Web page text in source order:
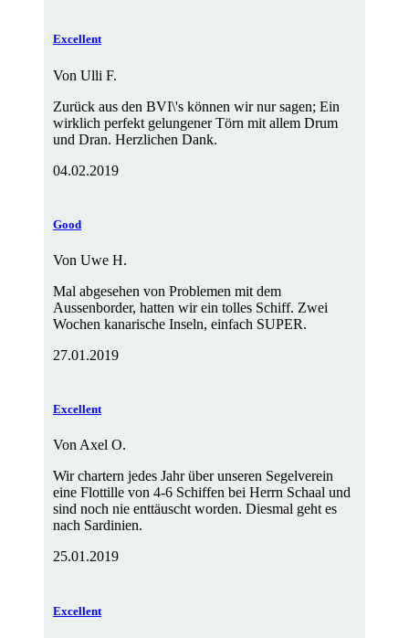
Excellent
Von Ulli F.
Zurück aus den BVI\'s können wir nur sagen; Ein
wirklich perfekt gelungener Törn mit allem Drum
und Dran. Herzlichen Dank.
04.02.2019
Good
Von Uwe H.
Mal abgesehen von Problemen mit dem
Aussenborder, hatten wir ein tolles Schiff. Zwei
Wochen kanarische Inseln, einfach SUPER.
27.01.2019
Excellent
Von Axel O.
Wir chartern jedes Jahr über unseren Segelverein
eine Flottille von 4-6 Schiffen bei Herrn Schaal und
sind noch nie enttäuscht worden. Diesmal geht es
nach Sardinien.
25.01.2019
Excellent